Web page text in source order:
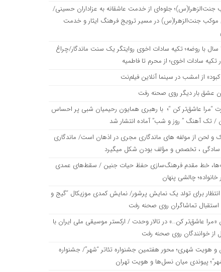
جنت‌الزهرا(س)؛ جلوه‌ای از خدمت عاشقانه به عزاداران حسینی/
موکب جنت‌الزهرا(س) در مسیر ترویج فرهنگ ایثار و خدمت
۲۵۰ سال با روضه؛ تکیه سادات اخوی روایتگر یک سنت ماندگار/چراغ
تکیه سادات اخوی؛ از محرم تا فاطمیه
کبود» از امشب در سینما آنلاین فیلم‌نت
عشق بار دیگر روی صحنه رفت
“مرا عاشق‌تر کن “؛ با رهبری همایون رحیمیان شبی پر احساس
/ تک آهنگ ” روز و شب” آماده انتشار شد
و لحن از مولفه های ماندگاری مجری در اذهان است/ ماندگاری
سادگی ، تخصص و مؤلف بودن شکل میگیرد
خط مقدم فرهنگ‌سازی حفظ حیات جنین / سقط‌های عمدی
چالشی پنهان
برای تولد یک نمایش پرشور/ نمایش کمدی موزیکال “گیج و
استقبال تماشاگران روی صحنه رفت
«مرا عاشق‌تر کن…» در تالار وحدت / ارکستر موسیقی ملی ایران با
خوانندگان روی صحنه رفت
و هویت شهری؛ محور هفتمین جشنواره تئاتر “شهر”/ جشنواره
پیوندی میان نسل‌ها و هویت تهران